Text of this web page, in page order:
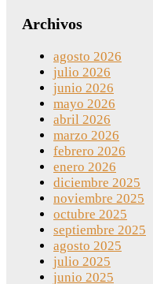
Archivos
agosto 2026
julio 2026
junio 2026
mayo 2026
abril 2026
marzo 2026
febrero 2026
enero 2026
diciembre 2025
noviembre 2025
octubre 2025
septiembre 2025
agosto 2025
julio 2025
junio 2025